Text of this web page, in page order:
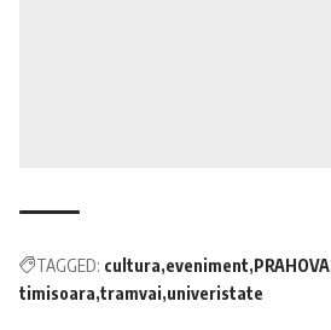
TAGGED: cultura eveniment PRAHOVA
timisoara tramvai univeristate